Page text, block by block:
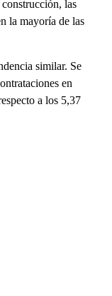
las
la mayoría de las
similar. Se
en
a los 5,37